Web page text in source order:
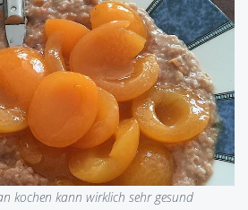
kochen kann wirklich sehr gesund